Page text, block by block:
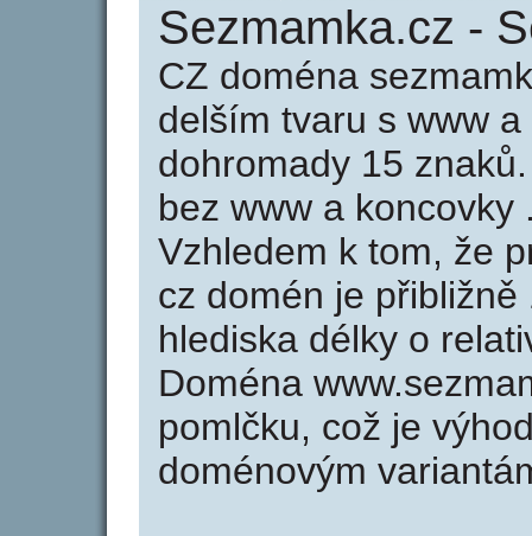
Sezmamka.cz -
CZ doména
delším tvaru s www
dohromady 15
bez www a
Vzhledem k tom, že
cz domén je
hlediska délky o
Doména
pomlčku, což je
doménovým